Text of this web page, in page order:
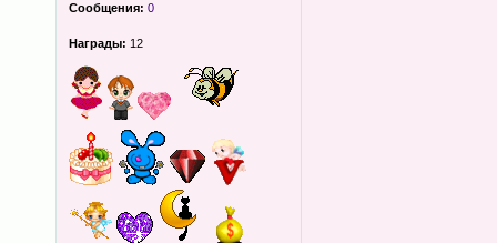
Сообщения: 0
Награды: 12